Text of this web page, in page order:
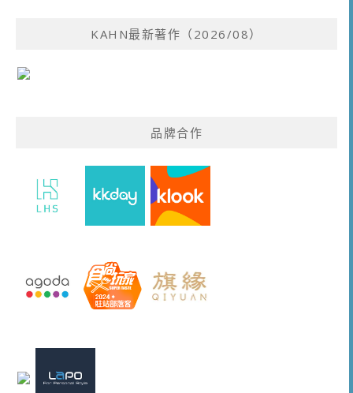
KAHN最新著作（2026/08）
品牌合作